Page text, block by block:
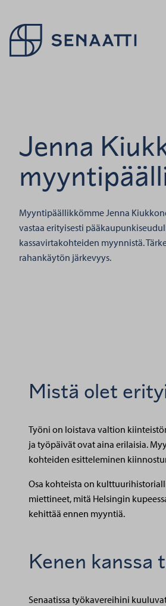
Palaa takaisin etusivulle
Jenna
Myyntipäällikkömme Jenna
vastaa erityisesti
kassavirtakohteiden myynnistä.
rahankäytön järkevyys.
Mistä olet
Työni on loistava valtion
ja työpäivät ovat aina erilaisia.
kohteiden esitteleminen
Osa kohteista on
miettineet, mitä Helsingin
kehittää ennen myyntiä.
Kenen kanssa
Senaatissa työkavereihini